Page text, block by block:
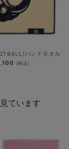
ハンドタオル
(税込)
ています